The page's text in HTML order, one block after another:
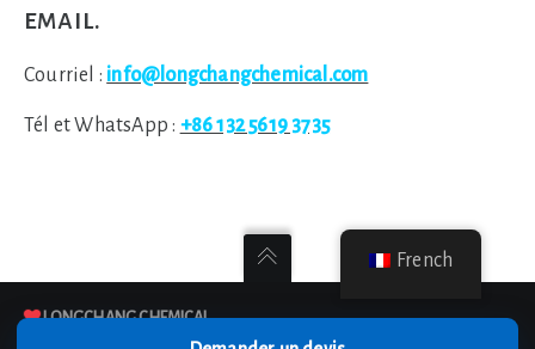
email.
Courriel : info@longchangchemical.com
Tél et WhatsApp : +86 132 5619 3735
LONGCHANG CHEMICAL
LONGCHANG CHEMICAL
French